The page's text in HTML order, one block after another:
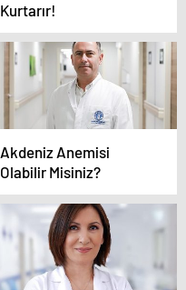
Kurtarır!
Akdeniz Anemisi
Olabilir Misiniz?